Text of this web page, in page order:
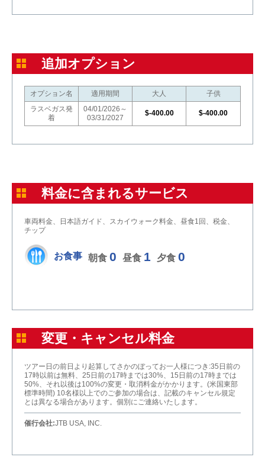
追加オプション
オプション名 適用期間 大人
子供
ラスベガス発
着
04/01/2026～
03/31/2027
$-400.00 $-400.00
料金に含まれるサービス
車両料金、日本語ガイド、スカイウォーク料金、昼食1回、税金、
チップ
お食事 朝食 0 昼食 1 夕食 0
変更・キャンセル料金
ツアー日の前日より起算してさかのぼってお一人様につき:35日前の
17時以前は無料、25日前の17時までは30%、15日前の17時までは
50%、それ以後は100%の変更・取消料金がかかります。(米国東部
標準時間) 10名様以上でのご参加の場合は、記載のキャンセル規定
とは異なる場合があります。個別にご連絡いたします。
催行会社:JTB USA, INC.